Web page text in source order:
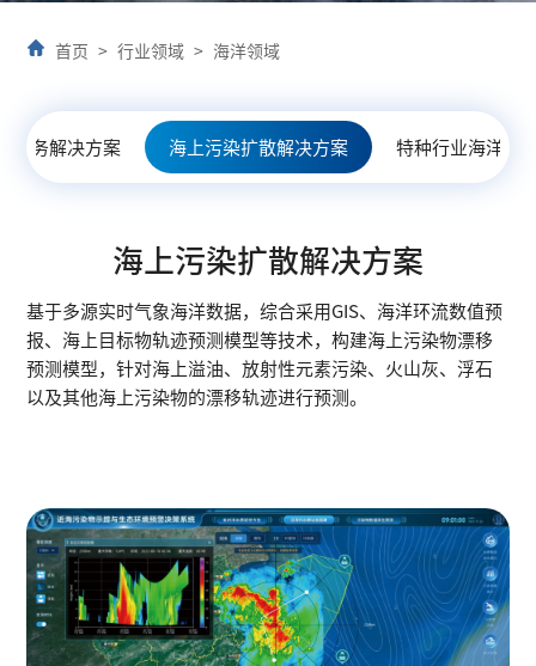
首页 > 行业领域 > 海洋领域
服务解决方案 海上污染扩散解决方案 特种行业海洋解
海上污染扩散解决方案
基于多源实时气象海洋数据，综合采用GIS、海洋环流数值预
报、海上目标物轨迹预测模型等技术，构建海上污染物漂移
预测模型，针对海上溢油、放射性元素污染、火山灰、浮石
以及其他海上污染物的漂移轨迹进行预测。